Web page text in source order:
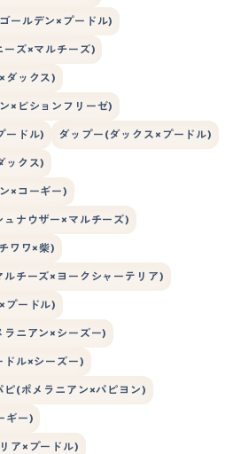
ールデン×プードル)
ズ×マルチーズ)
ダックス)
×ビションフリーゼ)
ードル) ダップー(ダックス×プードル)
ックス)
×コーギー)
ナウザー×マルチーズ)
ワワ×柴)
チーズ×ヨークシャーテリア)
プードル)
ニアン×シーズー)
ドル×シーズー)
(ポメラニアン×パピヨン)
ギー)
ア×プードル)